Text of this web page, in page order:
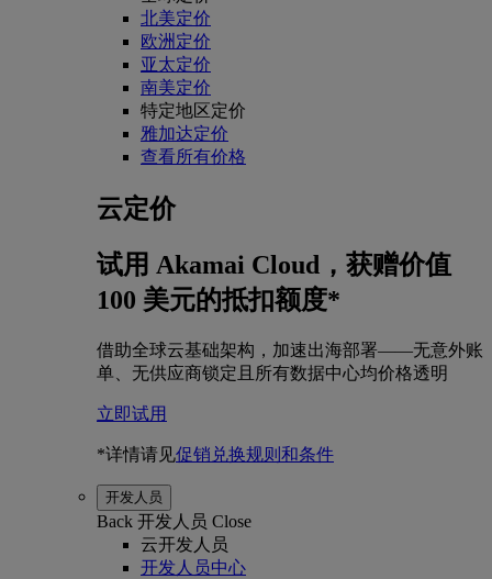
北美定价
欧洲定价
亚太定价
南美定价
特定地区定价
雅加达定价
查看所有价格
云定价
试用 Akamai Cloud，获赠价值
100 美元的抵扣额度*
借助全球云基础架构，加速出海部署——无意外账
单、无供应商锁定且所有数据中心均价格透明
立即试用
*详情请见促销兑换规则和条件
开发人员
Back 开发人员 Close
云开发人员
开发人员中心